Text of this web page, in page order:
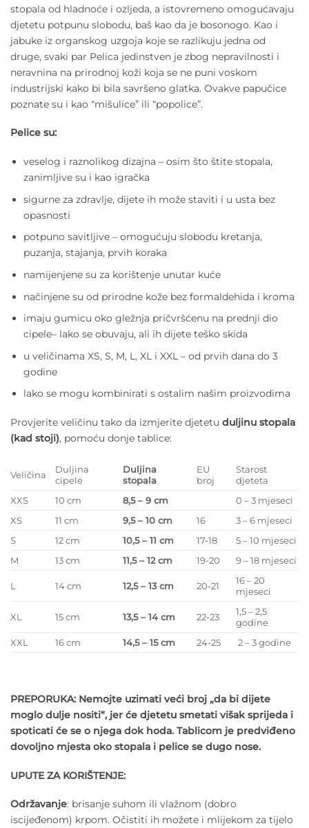
stopala od hladnoće i ozljeda, a istovremeno omogućavaju
djetetu potpunu slobodu, baš kao da je bosonogo. Kao i
jabuke iz organskog uzgoja koje se razlikuju jedna od
druge, svaki par Pelica jedinstven je zbog nepravilnosti i
neravnina na prirodnoj koži koja se ne puni voskom
industrijski kako bi bila savršeno glatka. Ovakve papučice
poznate su i kao “mišulice” ili “popolice”.
Pelice su:
veselog i raznolikog dizajna – osim što štite stopala,
zanimljive su i kao igračka
sigurne za zdravlje, dijete ih može staviti i u usta bez
opasnosti
potpuno savitljive – omogućuju slobodu kretanja,
puzanja, stajanja, prvih koraka
namijenjene su za korištenje unutar kuće
načinjene su od prirodne kože bez formaldehida i kroma
imaju gumicu oko gležnja pričvršćenu na prednji dio
cipele– lako se obuvaju, ali ih dijete teško skida
u veličinama XS, S, M, L, XL i XXL – od prvih dana do 3
godine
lako se mogu kombinirati s ostalim našim proizvodima
Provjerite veličinu tako da izmjerite djetetu duljinu stopala
(kad stoji), pomoću donje tablice:
Veličina
Duljina
cipele
Duljina
stopala
EU
broj
Starost
djeteta
XXS
10 cm 8,5 – 9 cm
0 – 3 mjeseci
XS
11 cm 9,5 – 10 cm 16
3 – 6 mjeseci
S
12 cm 10,5 – 11 cm 17-18
5 – 10 mjeseci
M
13 cm 11,5 – 12 cm 19-20 9 – 18 mjeseci
L 14 cm 12,5 – 13 cm 20-21
16 – 20
mjeseci
XL 15 cm 13,5 – 14 cm 22-23
1,5 – 2,5
godine
XXL
16 cm 14,5 – 15 cm 24-25 2 – 3 godine
PREPORUKA: Nemojte uzimati veći broj „da bi dijete
moglo dulje nositi“, jer će djetetu smetati višak sprijeda i
spoticati će se o njega dok hoda. Tablicom je predviđeno
dovoljno mjesta oko stopala i pelice se dugo nose.
UPUTE ZA KORIŠTENJE:
Održavanje: brisanje suhom ili vlažnom (dobro
iscijeđenom) krpom. Očistiti ih možete i mlijekom za tijelo